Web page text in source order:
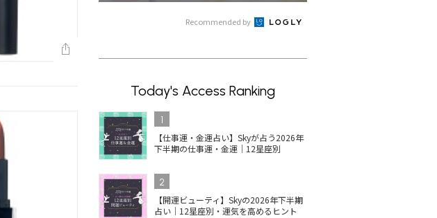
Recommended by
Today's Access Ranking
1
【仕事運・金運占い】Skyが占う2026年
下半期の仕事運・金運｜12星座別
2
【開運ビューティ】Skyの2026年下半期
占い｜12星座別・運気を高めるヒント